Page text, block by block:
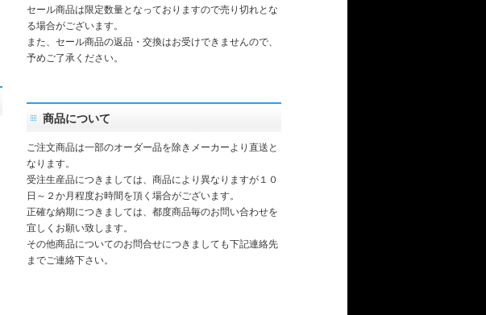
セール商品は限定数量となっておりますので売り切れとな
る場合がございます。
また、セール商品の返品・交換はお受けできませんので、
予めご了承ください。
商品について
ご注文商品は一部のオーダー品を除きメーカーより直送と
なります。
受注生産品につきましては、商品により異なりますが１０
日～２か月程度お時間を頂く場合がございます。
正確な納期につきましては、都度商品毎のお問い合わせを
宜しくお願い致します。
その他商品についてのお問合せにつきましても下記連絡先
までご連絡下さい。